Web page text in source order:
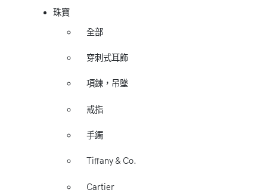
珠寶
全部
穿刺式耳飾
項鍊，吊墜
戒指
手鐲
Tiffany & Co.
Cartier